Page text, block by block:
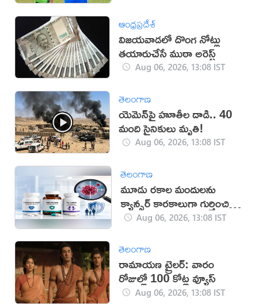
ఆంధ్రప్రదేశ్
విజయవాడలో దొంగ నోట్లు
తయారుచేసే ముఠా అరెస్ట్
Aug 06, 2026, 13:08 IST
తెలంగాణ
యెమెన్‌పై హూతీల దాడి.. 40
మంది సైనికులు మృతి!
Aug 06, 2026, 13:08 IST
తెలంగాణ
మూడు రకాల మందులను
క్యాన్సర్ కారకాలుగా గుర్తించిన
WHOAug 06, 2026, 13:08 IST
తెలంగాణ
రామాయణ ట్రైలర్: వారం
రోజుల్లో 100 కోట్ల వ్యూస్
Aug 06, 2026, 13:08 IST